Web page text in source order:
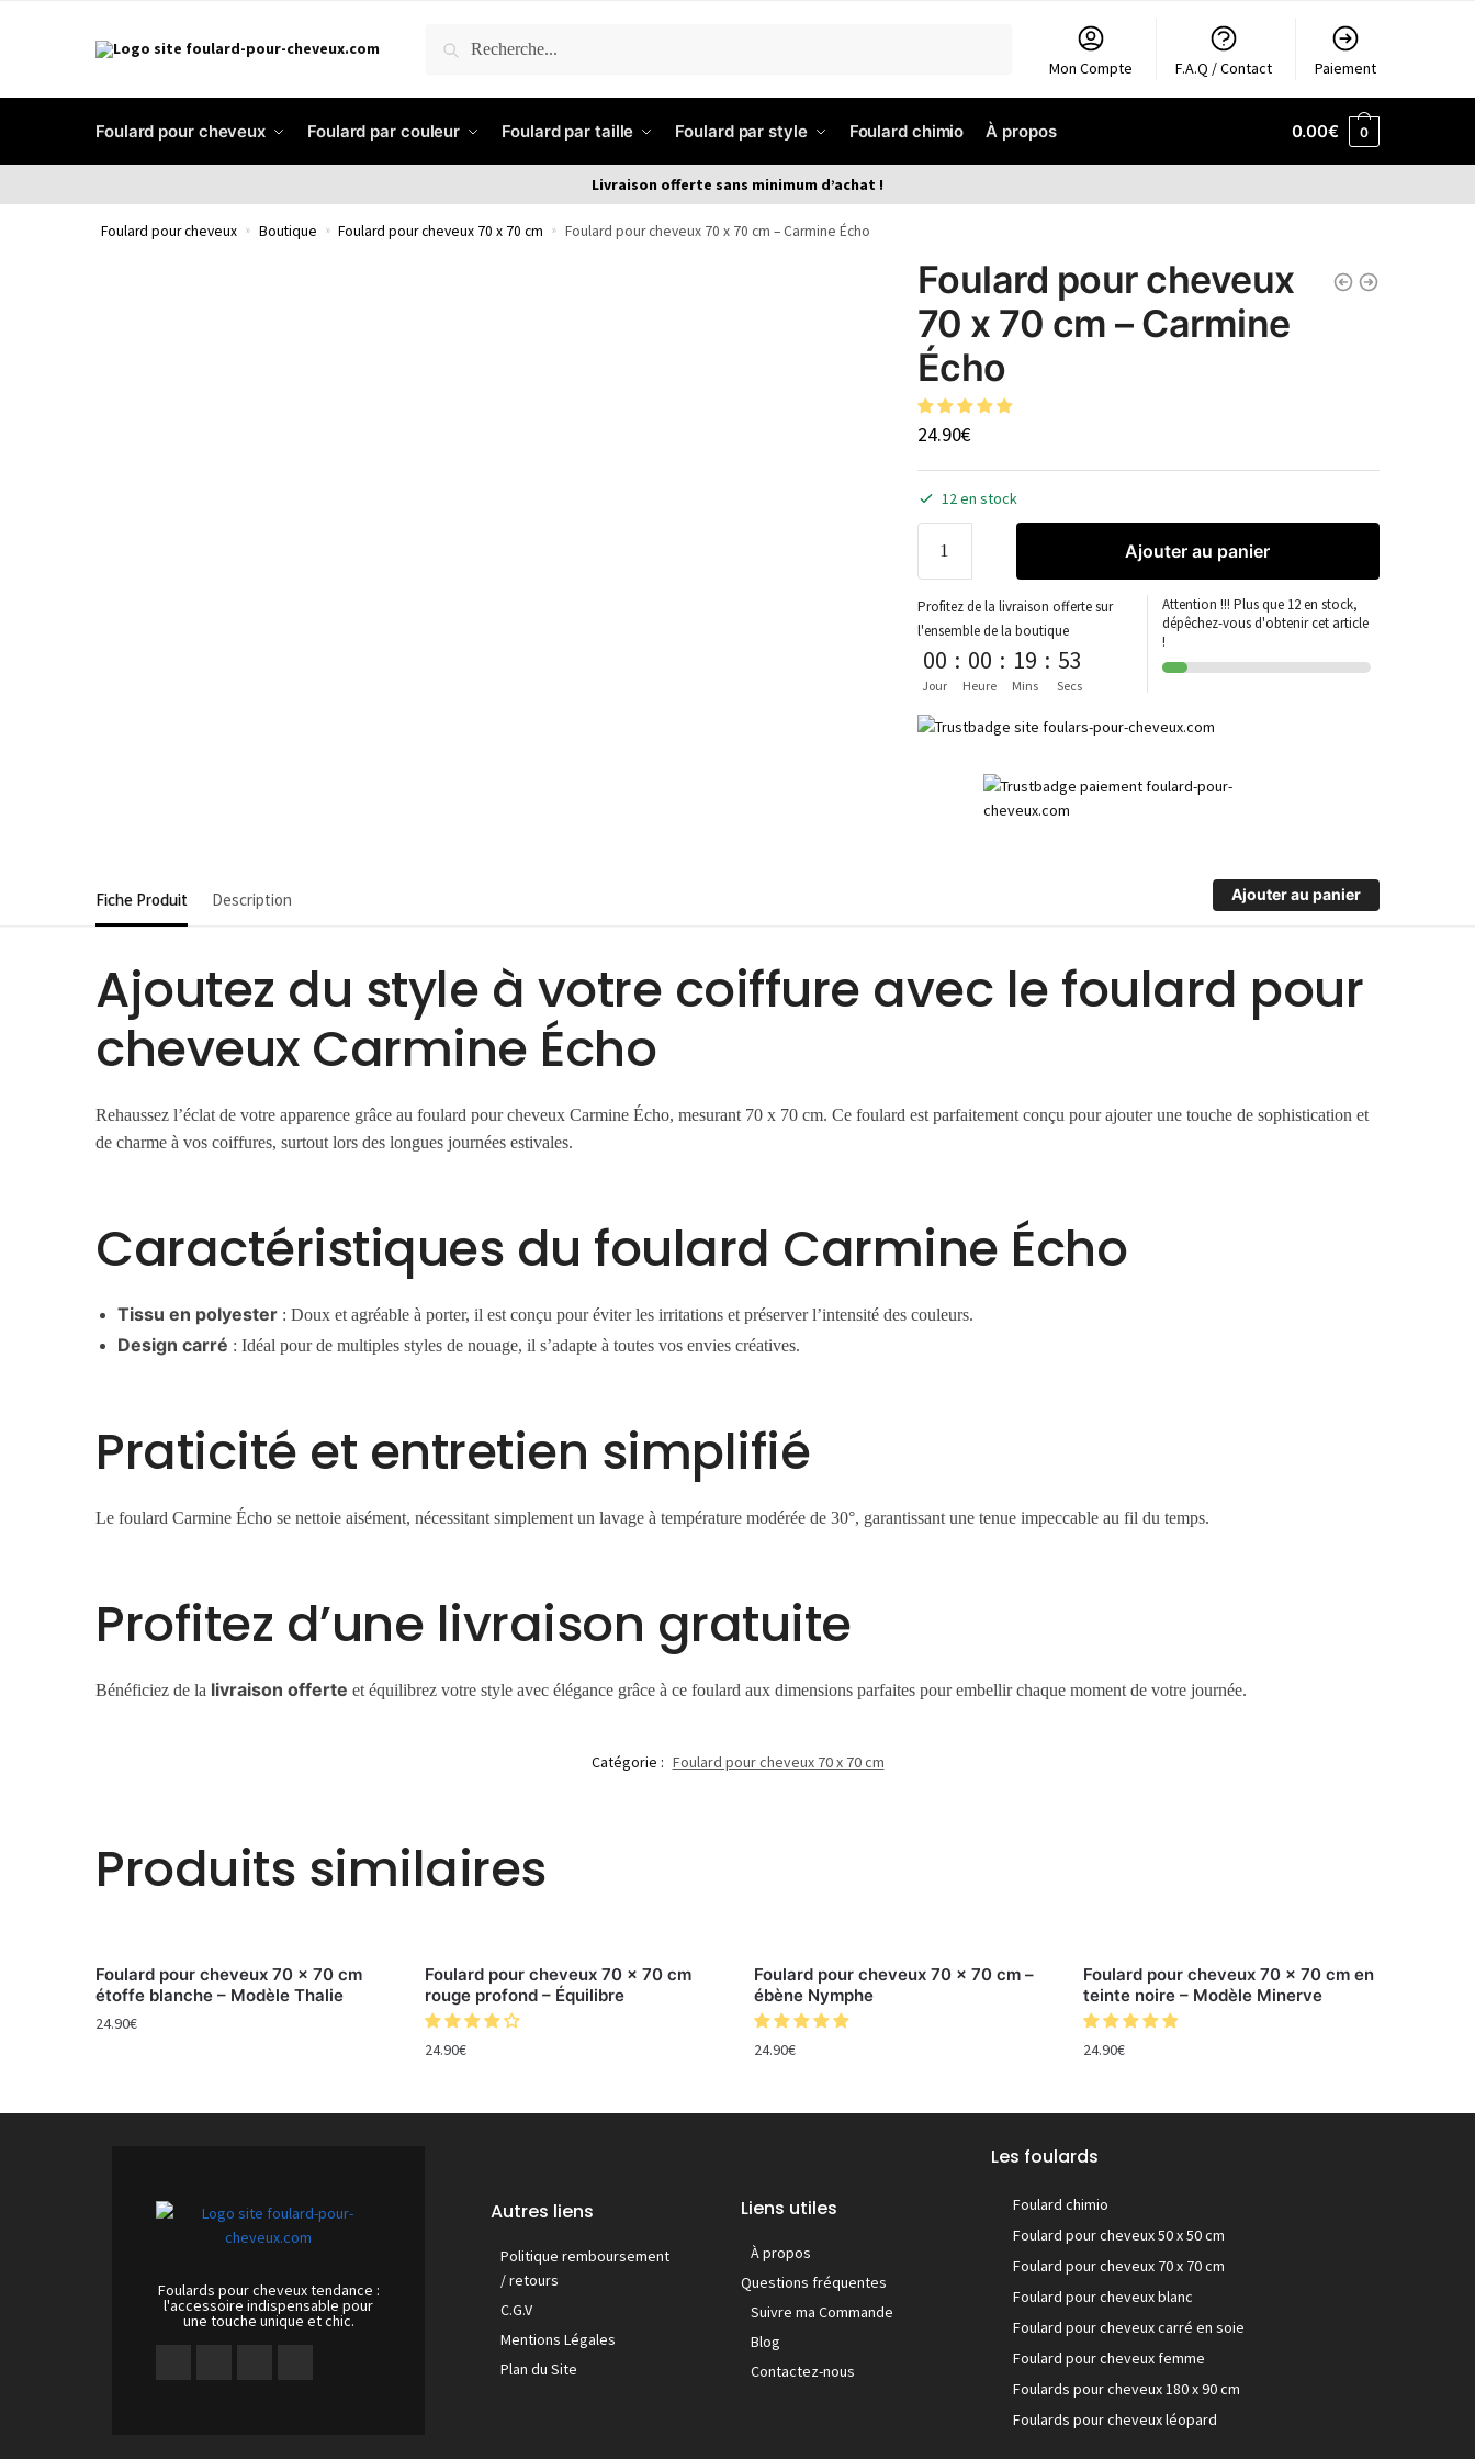
RECHERCHE
Mon Compte F.A.Q / Contact Paiement
Foulard pour cheveux Foulard par couleur Foulard par taille Foulard par style Foulard chimio À propos 0.00€ 0
Livraison offerte sans minimum d’achat !
Foulard pour cheveux » Boutique » Foulard pour cheveux 70 x 70 cm » Foulard pour cheveux 70 x 70 cm – Carmine Écho
Foulard pour cheveux
70 x 70 cm – Carmine
Écho
24.90€
12 en stock
Ajouter au panier
Profitez de la livraison offerte sur
l'ensemble de la boutique
00
Jour
: 00
Heure
: 19
Mins
: 53
Secs
Attention !!! Plus que 12 en stock,
dépêchez-vous d'obtenir cet article
!
Fiche Produit Description Ajouter au panier
Ajoutez du style à votre coiffure avec le foulard pour
cheveux Carmine Écho
Rehaussez l’éclat de votre apparence grâce au foulard pour cheveux Carmine Écho, mesurant 70 x 70 cm. Ce foulard est parfaitement conçu pour ajouter une touche de sophistication et
de charme à vos coiffures, surtout lors des longues journées estivales.
Caractéristiques du foulard Carmine Écho
Tissu en polyester : Doux et agréable à porter, il est conçu pour éviter les irritations et préserver l’intensité des couleurs.
Design carré : Idéal pour de multiples styles de nouage, il s’adapte à toutes vos envies créatives.
Praticité et entretien simplifié
Le foulard Carmine Écho se nettoie aisément, nécessitant simplement un lavage à température modérée de 30°, garantissant une tenue impeccable au fil du temps.
Profitez d’une livraison gratuite
Bénéficiez de la livraison offerte et équilibrez votre style avec élégance grâce à ce foulard aux dimensions parfaites pour embellir chaque moment de votre journée.
Catégorie : Foulard pour cheveux 70 x 70 cm
Produits similaires
Foulard pour cheveux 70 x 70 cm
étoffe blanche – Modèle Thalie
24.90€
Foulard pour cheveux 70 x 70 cm
rouge profond – Équilibre
24.90€
Foulard pour cheveux 70 x 70 cm –
ébène Nymphe
24.90€
Foulard pour cheveux 70 x 70 cm en
teinte noire – Modèle Minerve
24.90€
Foulards pour cheveux tendance :
l'accessoire indispensable pour
une touche unique et chic.
Autres liens
Politique remboursement
/ retours
C.G.V
Mentions Légales
Plan du Site
Liens utiles
À propos
Questions fréquentes
Suivre ma Commande
Blog
Contactez-nous
Les foulards
Foulard chimio
Foulard pour cheveux 50 x 50 cm
Foulard pour cheveux 70 x 70 cm
Foulard pour cheveux blanc
Foulard pour cheveux carré en soie
Foulard pour cheveux femme
Foulards pour cheveux 180 x 90 cm
Foulards pour cheveux léopard